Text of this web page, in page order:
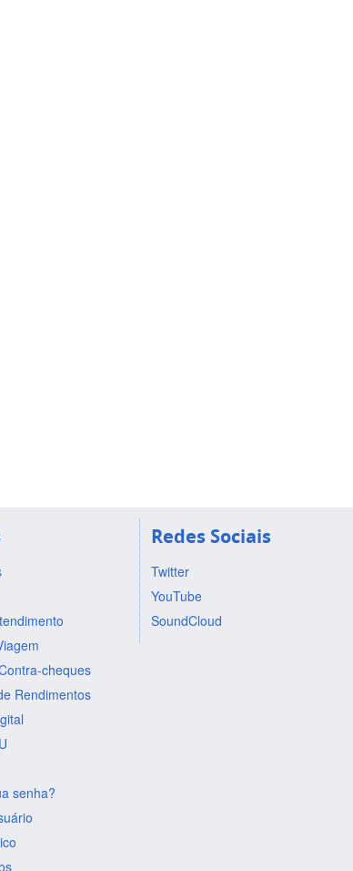
cheques
Rendimentos
senha?
Redes Sociais
Twitter
YouTube
SoundCloud